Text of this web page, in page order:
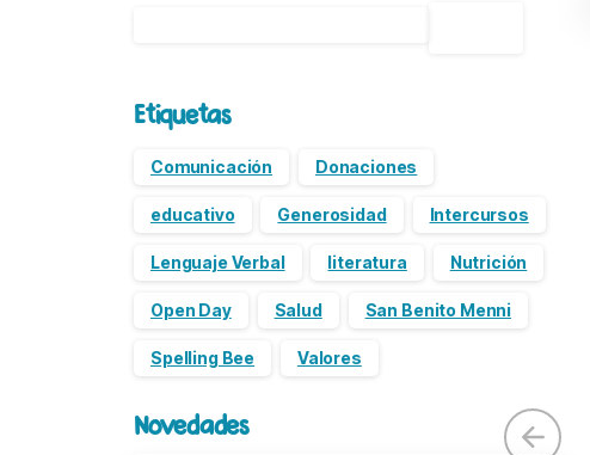
Etiquetas
Comunicación Donaciones
educativo Generosidad Intercursos
Lenguaje Verbal literatura Nutrición
Open Day Salud San Benito Menni
Spelling Bee Valores
Novedades